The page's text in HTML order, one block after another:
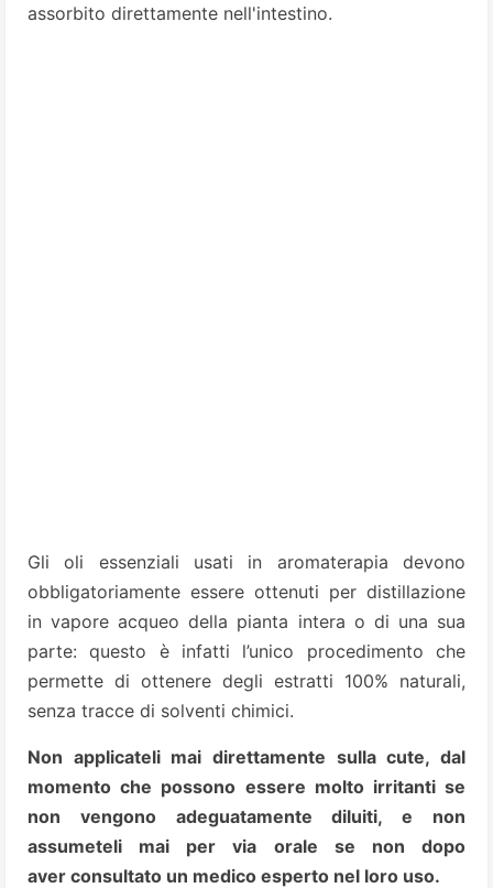
assorbito direttamente nell'intestino.
Gli oli essenziali usati in aromaterapia devono
obbligatoriamente essere ottenuti per distillazione
in vapore acqueo della pianta intera o di una sua
parte: questo è infatti l’unico procedimento che
permette di ottenere degli estratti 100% naturali,
senza tracce di solventi chimici.
Non applicateli mai direttamente sulla cute, dal
momento che possono essere molto irritanti se
non vengono adeguatamente diluiti, e non
assumeteli mai per via orale se non dopo
aver consultato un medico esperto nel loro uso.